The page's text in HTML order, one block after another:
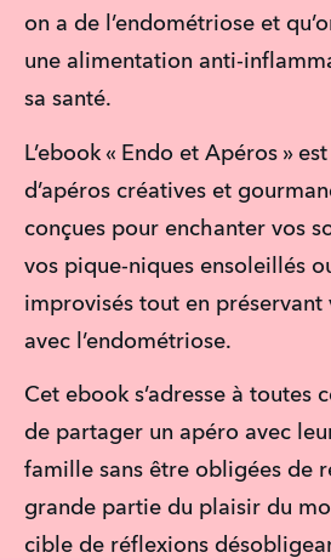
on a de l’endométriose et
une alimentation anti-
sa santé.
L’ebook « Endo et Apéros »
d’apéros créatives et
conçues pour enchanter vos
vos pique-niques ensoleillés
improvisés tout en
avec l’endométriose.
Cet ebook s’adresse à toutes
de partager un apéro avec
famille sans être obligées de
grande partie du plaisir du
cible de réflexions